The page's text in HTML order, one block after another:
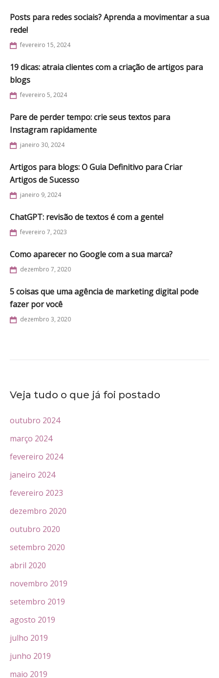
Posts para redes sociais? Aprenda a movimentar a sua
rede!
fevereiro 15, 2024
19 dicas: atraia clientes com a criação de artigos para
blogs
fevereiro 5, 2024
Pare de perder tempo: crie seus textos para
Instagram rapidamente
janeiro 30, 2024
Artigos para blogs: O Guia Definitivo para Criar
Artigos de Sucesso
janeiro 9, 2024
ChatGPT: revisão de textos é com a gente!
fevereiro 7, 2023
Como aparecer no Google com a sua marca?
dezembro 7, 2020
5 coisas que uma agência de marketing digital pode
fazer por você
dezembro 3, 2020
Veja tudo o que já foi postado
outubro 2024
março 2024
fevereiro 2024
janeiro 2024
fevereiro 2023
dezembro 2020
outubro 2020
setembro 2020
abril 2020
novembro 2019
setembro 2019
agosto 2019
julho 2019
junho 2019
maio 2019